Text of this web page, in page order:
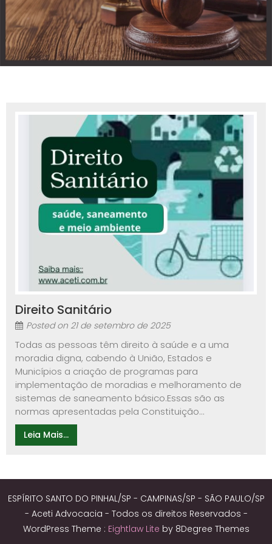
Direito Sanitário
Posted on 21 de setembro de 2025
Todas as pessoas têm direito à saúde e a uma
moradia digna, cabendo à União, Estados e
Municípios a criação de programas para
implementação de moradias e melhoramento de
sistemas de saneamento básico.Essas são as
normas apresentadas pela Constituição...
Leia Mais...
ESPÍRITO SANTO DO PINHAL/SP - CAMPINAS/SP - SÃO PAULO/SP
- Aceti Advocacia - Todos os direitos Reservados -
WordPress Theme : Eightlaw Lite by 8Degree Themes